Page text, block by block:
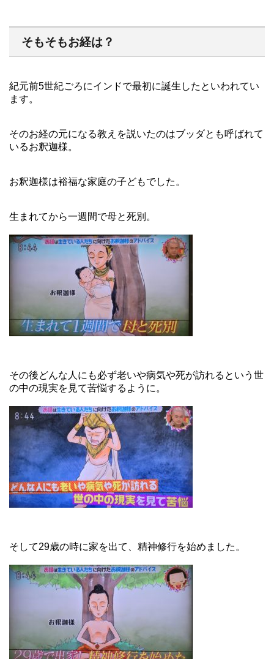
そもそもお経は？
紀元前5世紀ごろにインドで最初に誕生したといわれてい
ます。
そのお経の元になる教えを説いたのはブッダとも呼ばれて
いるお釈迦様。
お釈迦様は裕福な家庭の子どもでした。
生まれてから一週間で母と死別。
その後どんな人にも必ず老いや病気や死が訪れるという世
の中の現実を見て苦悩するように。
そして29歳の時に家を出て、精神修行を始めました。